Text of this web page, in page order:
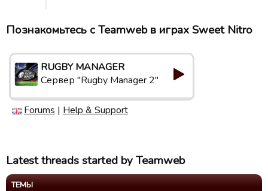
Познакомьтесь с Teamweb в играх Sweet Nitro
RUGBY MANAGER
Сервер "Rugby Manager 2"
Forums | Help & Support
Latest threads started by Teamweb
ТЕМЫ